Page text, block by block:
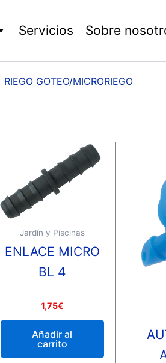
Servicios Sobre
RIEGO GOTEO/MICRORIEGO
Jardín y Piscinas
ENLACE MICRO
BL 4
0
1,75€
Añadir al
carrito